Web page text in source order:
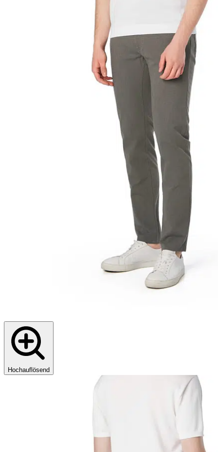
Hochauflösend